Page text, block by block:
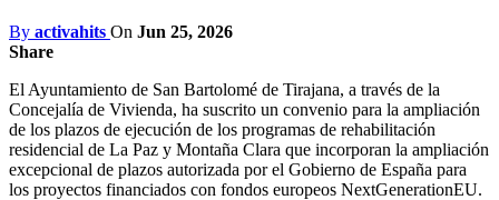
By activahits On Jun 25, 2026
Share
El Ayuntamiento de San Bartolomé de Tirajana, a través de la
Concejalía de Vivienda, ha suscrito un convenio para la ampliación
de los plazos de ejecución de los programas de rehabilitación
residencial de La Paz y Montaña Clara que incorporan la ampliación
excepcional de plazos autorizada por el Gobierno de España para
los proyectos financiados con fondos europeos NextGenerationEU.